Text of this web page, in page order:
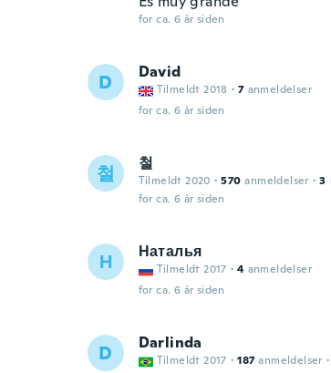
for ca. 6 år siden
D David
Tilmeldt 2018 · 7 anmeldelser
for ca. 6 år siden
철 철
Tilmeldt 2020 · 570 anmeldelser · 3
for ca. 6 år siden
Н Наталья
Tilmeldt 2017 · 4 anmeldelser
for ca. 6 år siden
D Darlinda
Tilmeldt 2017 · 187 anmeldelser ·